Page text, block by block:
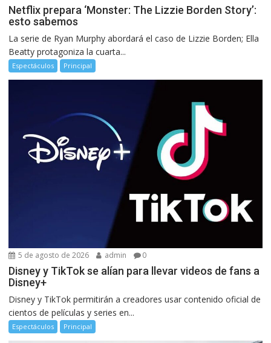
Netflix prepara ‘Monster: The Lizzie Borden Story’:
esto sabemos
La serie de Ryan Murphy abordará el caso de Lizzie Borden; Ella
Beatty protagoniza la cuarta...
Espectáculos Principal
5 de agosto de 2026 admin 0
Disney y TikTok se alían para llevar videos de fans a
Disney+
Disney y TikTok permitirán a creadores usar contenido oficial de
cientos de películas y series en...
Espectáculos Principal